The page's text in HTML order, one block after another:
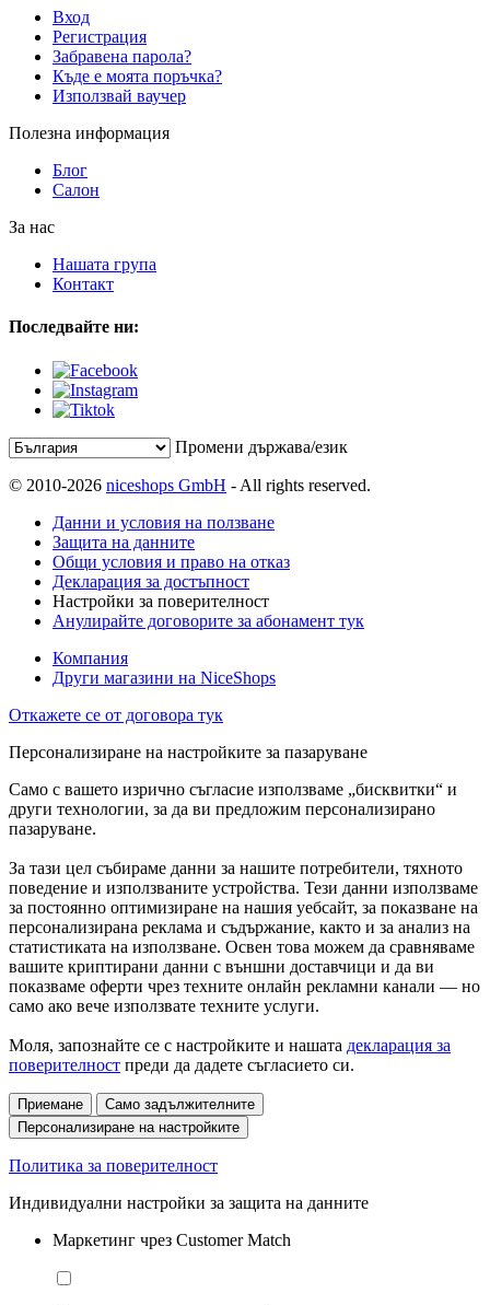
Вход
Регистрация
Забравена парола?
Къде е моята поръчка?
Използвай ваучер
Полезна информация
Блог
Салон
За нас
Нашата група
Контакт
Последвайте ни:
Промени държава/език
© 2010-2026 niceshops GmbH - All rights reserved.
Данни и условия на ползване
Защита на данните
Общи условия и право на отказ
Декларация за достъпност
Настройки за поверителност
Анулирайте договорите за абонамент тук
Компания
Други магазини на NiceShops
Откажете се от договора тук
Персонализиране на настройките за пазаруване
Само с вашето изрично съгласие използваме „бисквитки“ и
други технологии, за да ви предложим персонализирано
пазаруване.
За тази цел събираме данни за нашите потребители, тяхното
поведение и използваните устройства. Тези данни използваме
за постоянно оптимизиране на нашия уебсайт, за показване на
персонализирана реклама и съдържание, както и за анализ на
статистиката на използване. Освен това можем да сравняваме
вашите криптирани данни с външни доставчици и да ви
показваме оферти чрез техните онлайн рекламни канали — но
само ако вече използвате техните услуги.
Моля, запознайте се с настройките и нашата декларация за
поверителност преди да дадете съгласието си.
Приемане
Само задължителните
Персонализиране на настройките
Политика за поверителност
Индивидуални настройки за защита на данните
Маркетинг чрез Customer Match